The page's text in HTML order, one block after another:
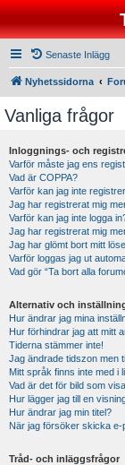
Senaste Inlägg
Nyhetssidorna
Vanliga frågor
Inloggnings- och
Varför måste jag ens
Vad är COPPA?
Varför kan jag inte
Jag har registrerat mig
Varför kan jag inte logga
Jag har registrerat mig
Jag har glömt bort mitt
Varför loggas jag ut
Vad gör “Ta bort alla
Alternativ och
Hur ändrar jag mina
Hur förhindrar jag att mitt
Tiderna stämmer inte!
Jag ändrade tidszon men
Mitt språk finns inte med i
Vad är det för bild som
Hur lägger jag till en
Hur ändrar jag min titel?
När jag försöker skicka e-
Tråd- och inläggsfrågor